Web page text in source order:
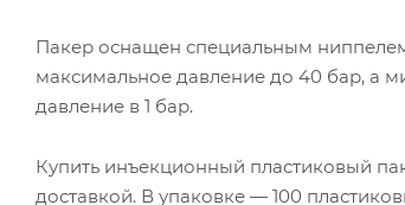
Пакер оснащен специальным
максимальное давление до 40 бар, а
давление в 1 бар.
Купить инъекционный пластиковый
доставкой. В упаковке — 100